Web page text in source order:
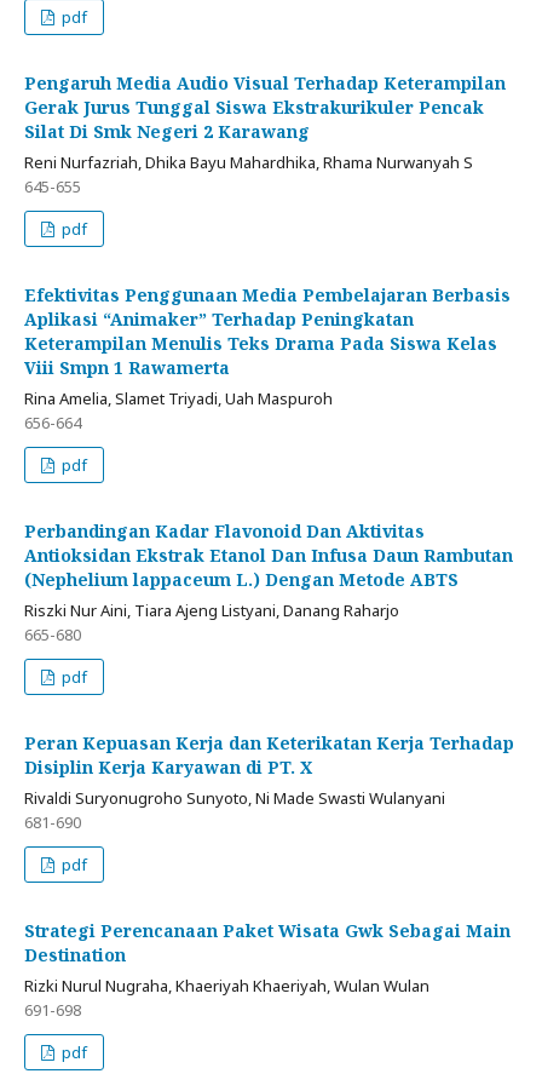
pdf
Pengaruh Media Audio Visual Terhadap Keterampilan
Gerak Jurus Tunggal Siswa Ekstrakurikuler Pencak
Silat Di Smk Negeri 2 Karawang
Reni Nurfazriah, Dhika Bayu Mahardhika, Rhama Nurwanyah S
645-655
pdf
Efektivitas Penggunaan Media Pembelajaran Berbasis
Aplikasi “Animaker” Terhadap Peningkatan
Keterampilan Menulis Teks Drama Pada Siswa Kelas
Viii Smpn 1 Rawamerta
Rina Amelia, Slamet Triyadi, Uah Maspuroh
656-664
pdf
Perbandingan Kadar Flavonoid Dan Aktivitas
Antioksidan Ekstrak Etanol Dan Infusa Daun Rambutan
(Nephelium lappaceum L.) Dengan Metode ABTS
Riszki Nur Aini, Tiara Ajeng Listyani, Danang Raharjo
665-680
pdf
Peran Kepuasan Kerja dan Keterikatan Kerja Terhadap
Disiplin Kerja Karyawan di PT. X
Rivaldi Suryonugroho Sunyoto, Ni Made Swasti Wulanyani
681-690
pdf
Strategi Perencanaan Paket Wisata Gwk Sebagai Main
Destination
Rizki Nurul Nugraha, Khaeriyah Khaeriyah, Wulan Wulan
691-698
pdf